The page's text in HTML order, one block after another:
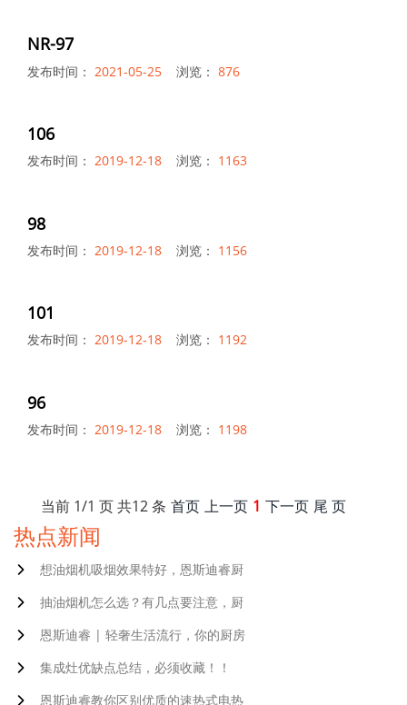
NR-97
发布时间： 2021-05-25 浏览： 876
106
发布时间： 2019-12-18 浏览： 1163
98
发布时间： 2019-12-18 浏览： 1156
101
发布时间： 2019-12-18 浏览： 1192
96
发布时间： 2019-12-18 浏览： 1198
当前 1/1 页 共12条 首页 上一页 1 下一页 尾 页
热点新闻
想油烟机吸烟效果特好，恩斯迪睿厨
抽油烟机怎么选？有几点要注意，厨
恩斯迪睿 | 轻奢生活流行，你的厨房
集成灶优缺点总结，必须收藏！！
恩斯迪睿教你区别优质的速热式电热